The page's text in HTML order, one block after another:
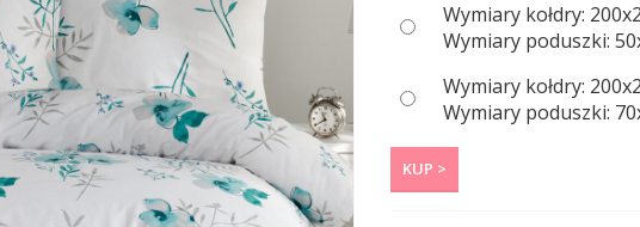
Wymiary kołdry:
Wymiary poduszki:
Wymiary kołdry:
Wymiary poduszki:
KUP >